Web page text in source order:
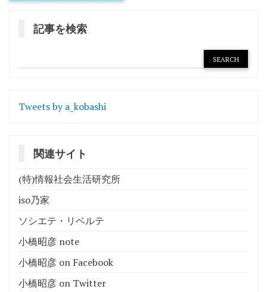
記事を検索
Tweets by a_kobashi
関連サイト
(特)情報社会生活研究所
iso乃家
ソシエテ・リベルテ
小橋昭彦 note
小橋昭彦 on Facebook
小橋昭彦 on Twitter